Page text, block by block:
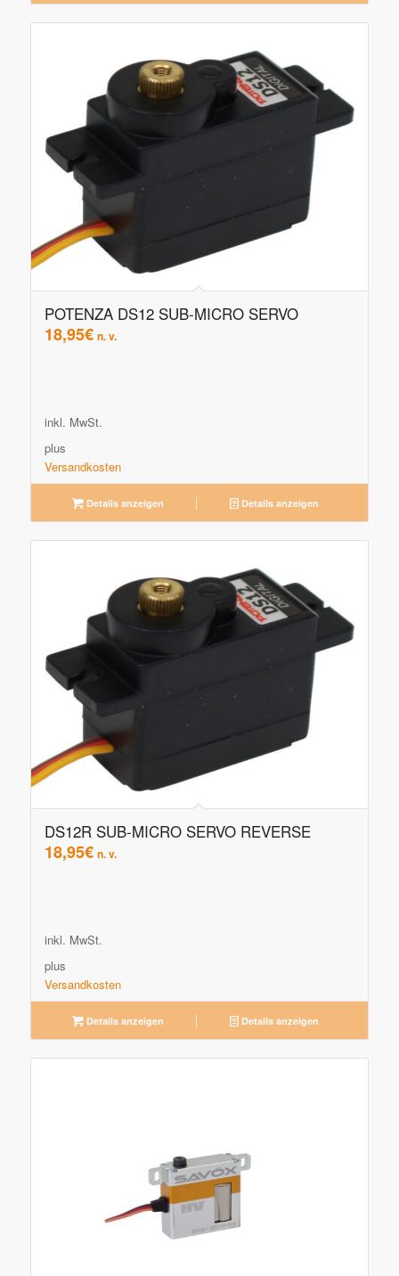
POTENZA DS12 SUB-MICRO SERVO
18,95€ n. v.
inkl. MwSt.
plus
Versandkosten
Details anzeigen Details anzeigen
DS12R SUB-MICRO SERVO REVERSE
18,95€ n. v.
inkl. MwSt.
plus
Versandkosten
Details anzeigen Details anzeigen